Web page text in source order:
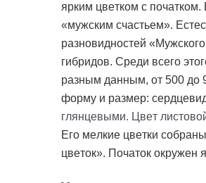
ярким цветком с початком.
«мужским счастьем».
разновидностей
гибридов. Среди всего
разным данным, от 500 до
форму и размер:
глянцевыми. Цвет
Его мелкие цветки
цветок». Початок окружен